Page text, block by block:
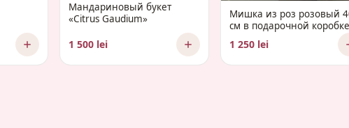
Мандариновый букет
«Citrus Gaudium»
1 500 lei
Мишка из роз розовый
см в подарочной коробке
1 250 lei